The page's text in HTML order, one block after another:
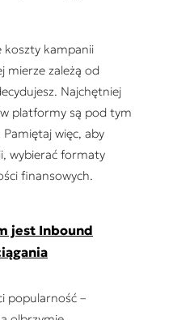
koszty kampanii
mierze zależą od
Najchętniej
platformy są pod tym
więc, aby
wybierać formaty
finansowych.
jest Inbound
popularność –